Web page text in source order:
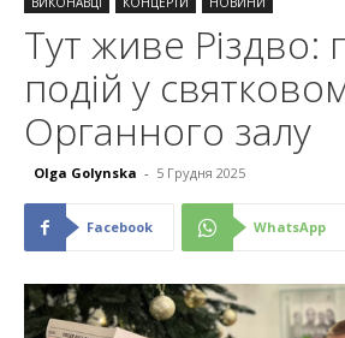
Тут живе Різдво:
подій у
Органного залу
Olga Golynska - 5 Грудня 2025
Facebook WhatsApp